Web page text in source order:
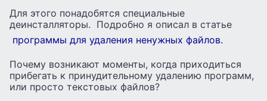
Для этого понадобятся специальные
деинсталляторы. Подробно я описал в статье
программы для удаления ненужных файлов.
Почему возникают моменты, когда приходиться
прибегать к принудительному удалению программ,
или просто текстовых файлов?